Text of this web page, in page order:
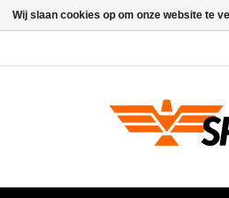
Wij slaan cookies op om onze website te